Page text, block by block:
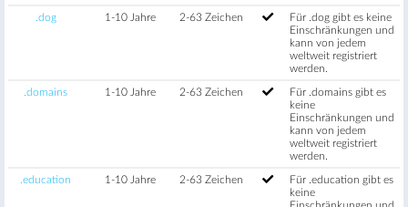
.dog 1-10 Jahre 2-63 Zeichen
Für .dog gibt es keine
Einschränkungen und
kann von jedem
weltweit registriert
werden.
.domains 1-10 Jahre 2-63 Zeichen
Für .domains gibt es
keine
Einschränkungen und
kann von jedem
weltweit registriert
werden.
.education 1-10 Jahre 2-63 Zeichen
Für .education gibt es
keine